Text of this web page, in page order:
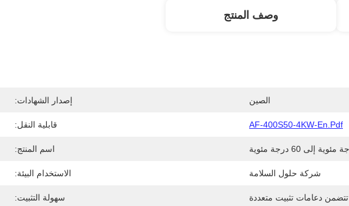
وصف المنتج
الصين إصدار الشهادات:
AF-400S50-4KW-En.pdf قابلية النقل:
اسم المنتج:
شركة حلول السلامة الاستخدام البيئة:
تتضمن دعامات تثبيت متعددة سهولة التثبيت: